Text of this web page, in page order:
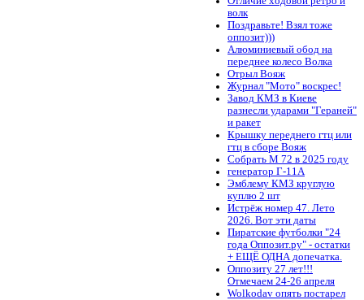
волк
Поздравьте! Взял тоже
оппозит)))
Алюминиевый обод на
переднее колесо Волка
Отрыл Вояж
Журнал "Мото" воскрес!
Завод КМЗ в Киеве
разнесли ударами "Гераней"
и ракет
Крышку переднего гтц или
гтц в сборе Вояж
Собрать М 72 в 2025 году
генератор Г-11А
Эмблему КМЗ круглую
куплю 2 шт
Истрёж номер 47. Лето
2026. Вот эти даты
Пиратские футболки "24
года Оппозит.ру" - остатки
+ ЕЩЁ ОДНА допечатка.
Оппозиту 27 лет!!!
Отмечаем 24-26 апреля
Wolkodav опять постарел